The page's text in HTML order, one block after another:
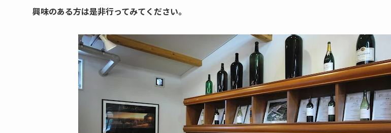
興味のある方は是非行ってみてください。